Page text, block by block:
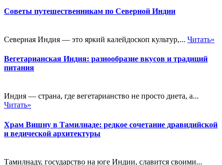
Советы путешественникам по Северной Индии
Северная Индия — это яркий калейдоскоп культур,... Читать»
Вегетарианская Индия: разнообразие вкусов и традиций
питания
Индия — страна, где вегетарианство не просто диета, а...
Читать»
Храм Вишну в Тамилнаде: редкое сочетание дравидийской
и ведической архитектуры
Тамилнаду, государство на юге Индии, славится своими...